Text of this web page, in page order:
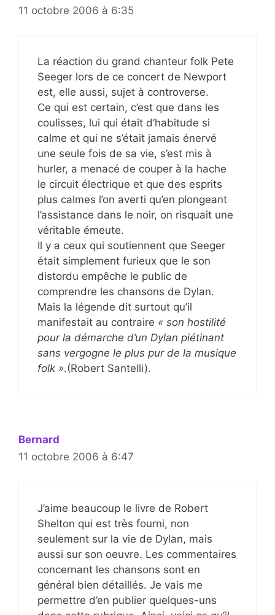
11 octobre 2006 à 6:35
La réaction du grand chanteur folk Pete
Seeger lors de ce concert de Newport
est, elle aussi, sujet à controverse.
Ce qui est certain, c’est que dans les
coulisses, lui qui était d’habitude si
calme et qui ne s’était jamais énervé
une seule fois de sa vie, s’est mis à
hurler, a menacé de couper à la hache
le circuit électrique et que des esprits
plus calmes l’on averti qu’en plongeant
l’assistance dans le noir, on risquait une
véritable émeute.
Il y a ceux qui soutiennent que Seeger
était simplement furieux que le son
distordu empêche le public de
comprendre les chansons de Dylan.
Mais la légende dit surtout qu’il
manifestait au contraire « son hostilité
pour la démarche d’un Dylan piétinant
sans vergogne le plus pur de la musique
folk ».(Robert Santelli).
Bernard
11 octobre 2006 à 6:47
J’aime beaucoup le livre de Robert
Shelton qui est très fourni, non
seulement sur la vie de Dylan, mais
aussi sur son oeuvre. Les commentaires
concernant les chansons sont en
général bien détaillés. Je vais me
permettre d’en publier quelques-uns